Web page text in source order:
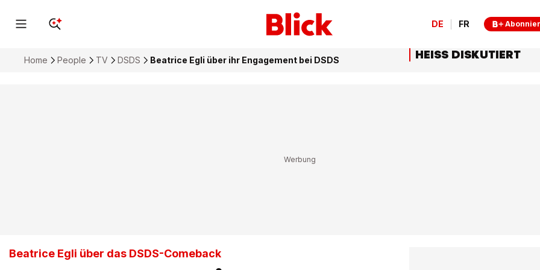
DE FR
Home People TV DSDS Beatrice Egli über ihr Engagement bei DSDS
Beatrice Egli über das DSDS-Comeback
HEISS DISKUTIERT